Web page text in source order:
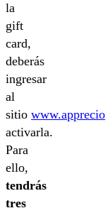
la
gift
card,
deberás
ingresar
al
sitio www.apprecio
activarla.
Para
ello,
tendrás
tres